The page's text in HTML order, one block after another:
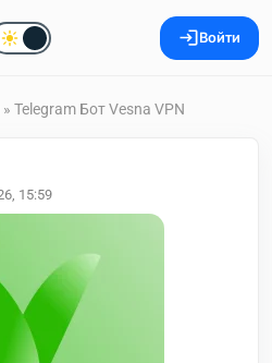
Войти
» Telegram Бот Vesna VPN
15:59